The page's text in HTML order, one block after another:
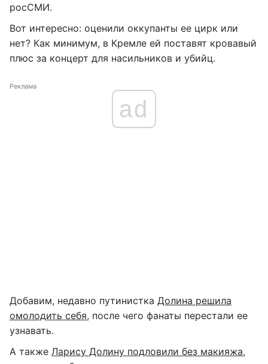
росСМИ.
Вот интересно: оценили оккупанты ее цирк или
нет? Как минимум, в Кремле ей поставят кровавый
плюс за концерт для насильников и убийц.
Реклама
ad
Добавим, недавно путинистка Долина решила
омолодить себя, после чего фанаты перестали ее
узнавать.
А также Ларису Долину подловили без макияжа,